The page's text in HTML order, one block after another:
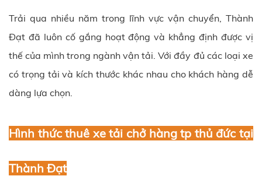
Trải qua nhiều năm trong lĩnh vực vận chuyển, Thành
Đạt đã luôn cố gắng hoạt động và khẳng định được vị
thế của mình trong ngành vận tải. Với đầy đủ các loại xe
có trọng tải và kích thước khác nhau cho khách hàng dễ
dàng lựa chọn.
Hình thức thuê xe tải chở hàngtp thủ đức tại
Thành Đạt